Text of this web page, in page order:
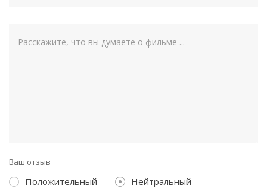
Ваш отзыв
Положительный
Нейтральный